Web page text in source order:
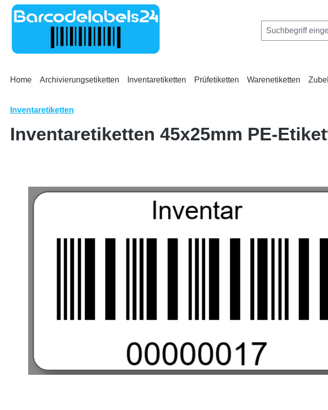
Hauptinhalt springen
Zur Suche springen
Zur Hauptnavigation springen
Home Archivierungsetiketten Inventaretiketten Prüfetiketten Warenetiketten
Inventaretiketten
Inventaretiketten 45x25mm PE-